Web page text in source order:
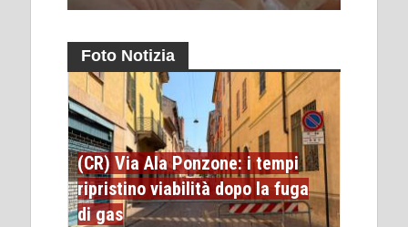
Foto Notizia
(CR) Via Ala Ponzone: i tempi
ripristino viabilità dopo la fuga
di gas